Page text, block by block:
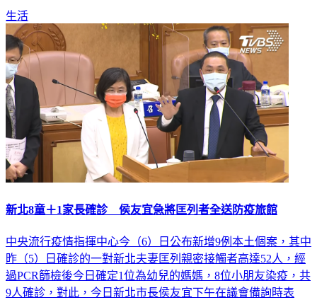
生活
新北8童＋1家長確診 侯友宜急將匡列者全送防疫旅館
中央流行疫情指揮中心今（6）日公布新增9例本土個案，其中
昨（5）日確診的一對新北夫妻匡列親密接觸者高達52人，經
過PCR篩檢後今日確定1位為幼兒的媽媽，8位小朋友染疫，共
9人確診，對此，今日新北市長侯友宜下午在議會備詢時表